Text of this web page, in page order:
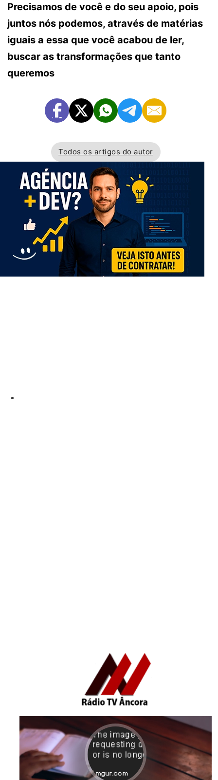
Precisamos de você e do seu apoio, pois
juntos nós podemos, através de matérias
iguais a essa que você acabou de ler,
buscar as transformações que tanto
queremos
Todos os artigos do autor